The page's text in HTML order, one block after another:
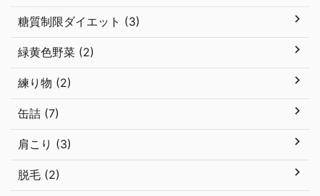
糖質制限ダイエット (3)
緑黄色野菜 (2)
練り物 (2)
缶詰 (7)
肩こり (3)
脱毛 (2)